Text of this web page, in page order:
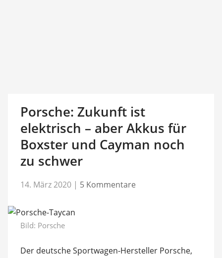
Porsche: Zukunft ist
elektrisch – aber Akkus für
Boxster und Cayman noch
zu schwer
14. März 2020 | 5 Kommentare
Bild: Porsche
Der deutsche Sportwagen-Hersteller Porsche,